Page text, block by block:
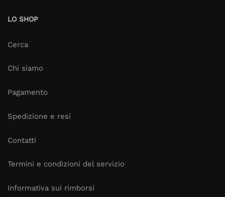
LO SHOP
Cerca
Chi siamo
Pagamento
Spedizione e resi
Contatti
Termini e condizioni del servizio
Informativa sui rimborsi